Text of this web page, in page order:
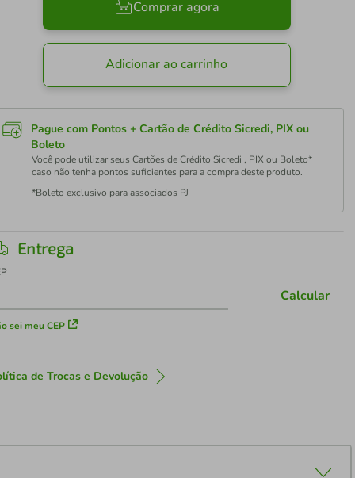
Comprar agora
Adicionar ao carrinho
Pague com Pontos + Cartão de Crédito Sicredi, PIX ou
Boleto
Você pode utilizar seus Cartões de Crédito Sicredi , PIX ou Boleto*
caso não tenha pontos suficientes para a compra deste produto.
*Boleto exclusivo para associados PJ
Entrega
sei meu CEP
Calcular
de Trocas e Devolução